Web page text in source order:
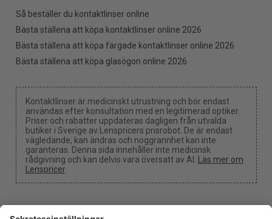
Så beställer du kontaktlinser online
Bästa ställena att köpa kontaktlinser online 2026
Bästa ställena att köpa färgade kontaktlinser online 2026
Bästa ställena att köpa glasögon online 2026
Kontaktlinser är medicinskt utrustning och bör endast
användas efter konsultation med en legitimerad optiker.
Priser och rabatter uppdateras dagligen från utvalda
butiker i Sverige av Lenspricers prisrobot. De är endast
vägledande, kan ändras och noggrannhet kan inte
garanteras. Denna sida innehåller inte medicinsk
rådgivning och kan delvis vara översatt av AI. Läs mer om
Lenspricer.